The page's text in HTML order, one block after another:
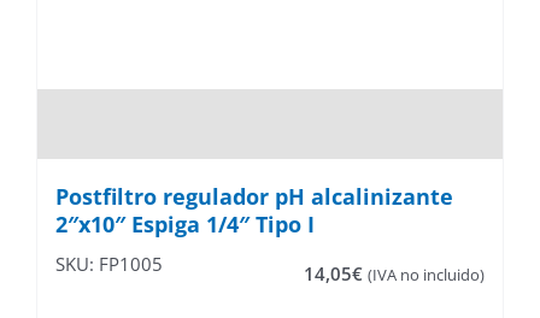
Postfiltro regulador pH alcalinizante
2″x10″ Espiga 1/4″ Tipo I
SKU: FP1005 14,05€ (IVA no incluido)